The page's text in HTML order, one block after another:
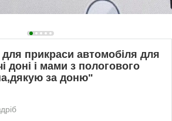
для прикраси автомобіля для
доні і мами з пологового
за доню"